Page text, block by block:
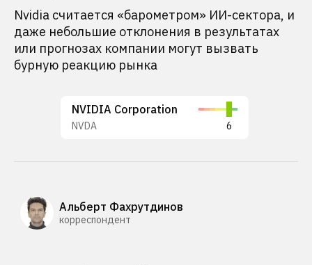
Nvidia считается «барометром» ИИ-сектора, и
даже небольшие отклонения в результатах
или прогнозах компании могут вызвать
бурную реакцию рынка
NVIDIA Corporation
NVDA 6
Альберт Фахрутдинов
корреспондент